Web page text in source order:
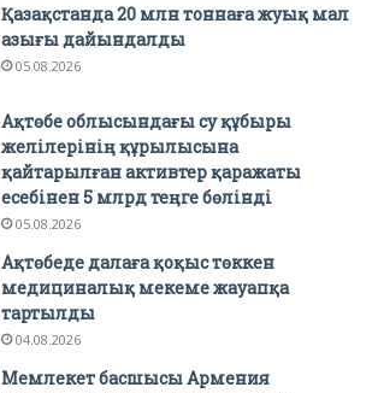
Қазақстанда 20 млн тоннаға жуық мал
азығы дайындалды
05.08.2026
Ақтөбе облысындағы су құбыры
желілерінің құрылысына
қайтарылған активтер қаражаты
есебінен 5 млрд теңге бөлінді
05.08.2026
Ақтөбеде далаға қоқыс төккен
медициналық мекеме жауапқа
тартылды
04.08.2026
Мемлекет басшысы Армения